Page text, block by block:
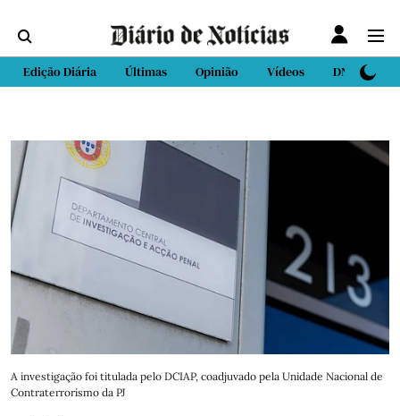
Edição Diária Últimas Opinião Vídeos DN Sport
A investigação foi titulada pelo DCIAP, coadjuvado pela Unidade Nacional de
Contraterrorismo da PJ